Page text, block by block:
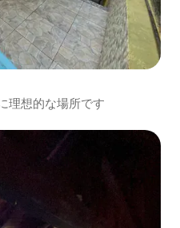
理想的な場所です